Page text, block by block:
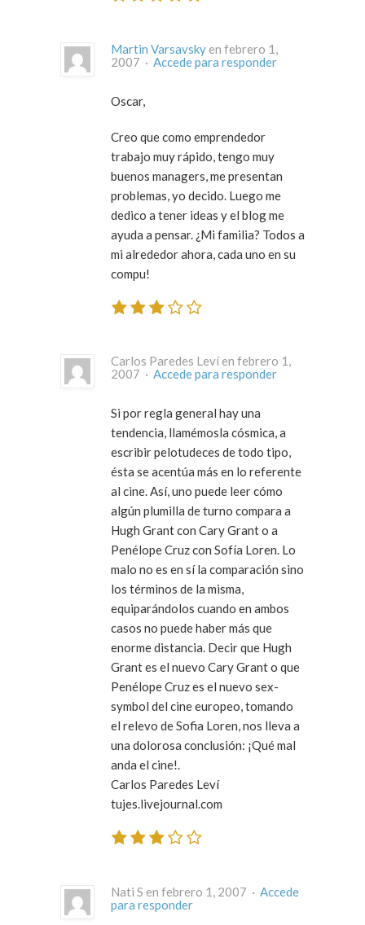
Martin Varsavsky en febrero 1,
2007 · Accede para responder
Oscar,
Creo que como emprendedor
trabajo muy rápido, tengo muy
buenos managers, me presentan
problemas, yo decido. Luego me
dedico a tener ideas y el blog me
ayuda a pensar. ¿Mi familia? Todos a
mi alrededor ahora, cada uno en su
compu!
Carlos Paredes Leví en febrero 1,
2007 · Accede para responder
Si por regla general hay una
tendencia, llamémosla cósmica, a
escribir pelotudeces de todo tipo,
ésta se acentúa más en lo referente
al cine. Así, uno puede leer cómo
algún plumilla de turno compara a
Hugh Grant con Cary Grant o a
Penélope Cruz con Sofía Loren. Lo
malo no es en sí la comparación sino
los términos de la misma,
equiparándolos cuando en ambos
casos no puede haber más que
enorme distancia. Decir que Hugh
Grant es el nuevo Cary Grant o que
Penélope Cruz es el nuevo sex-
symbol del cine europeo, tomando
el relevo de Sofia Loren, nos lleva a
una dolorosa conclusión: ¡Qué mal
anda el cine!.
Carlos Paredes Leví
tujes.livejournal.com
Nati S en febrero 1, 2007 · Accede
para responder